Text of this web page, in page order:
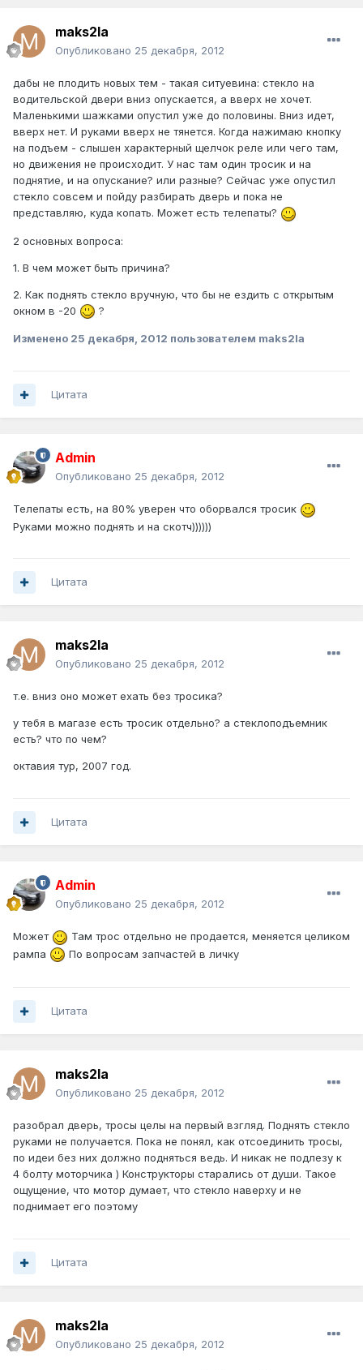
maks2la
Опубликовано 25 декабря, 2012
дабы не плодить новых тем - такая ситуевина: стекло на
водительской двери вниз опускается, а вверх не хочет.
Маленькими шажками опустил уже до половины. Вниз идет,
вверх нет. И руками вверх не тянется. Когда нажимаю кнопку
на подъем - слышен характерный щелчок реле или чего там,
но движения не происходит. У нас там один тросик и на
поднятие, и на опускание? или разные? Сейчас уже опустил
стекло совсем и пойду разбирать дверь и пока не
представляю, куда копать. Может есть телепаты?
2 основных вопроса:
1. В чем может быть причина?
2. Как поднять стекло вручную, что бы не ездить с открытым
окном в -20
?
Изменено 25 декабря, 2012 пользователем maks2la
Цитата
Admin
Опубликовано 25 декабря, 2012
Телепаты есть, на 80% уверен что оборвался тросик
Руками можно поднять и на скотч))))))
Цитата
maks2la
Опубликовано 25 декабря, 2012
т.е. вниз оно может ехать без тросика?
у тебя в магазе есть тросик отдельно? а стеклоподъемник
есть? что по чем?
октавия тур, 2007 год.
Цитата
Admin
Опубликовано 25 декабря, 2012
Может
Там трос отдельно не продается, меняется целиком
рампа
По вопросам запчастей в личку
Цитата
maks2la
Опубликовано 25 декабря, 2012
разобрал дверь, тросы целы на первый взгляд. Поднять стекло
руками не получается. Пока не понял, как отсоединить тросы,
по идеи без них должно подняться ведь. И никак не подлезу к
4 болту моторчика ) Конструкторы старались от души. Такое
ощущение, что мотор думает, что стекло наверху и не
поднимает его поэтому
Цитата
maks2la
Опубликовано 25 декабря, 2012